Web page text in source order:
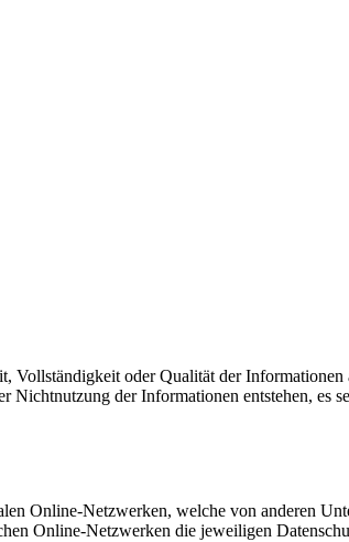
oder Qualität der Informationen
der Informationen entstehen, es
Online-Netzwerken, welche von anderen
Online-Netzwerken die jeweiligen